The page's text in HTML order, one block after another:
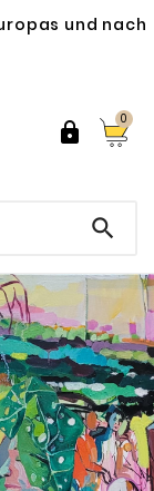
und nach

0
